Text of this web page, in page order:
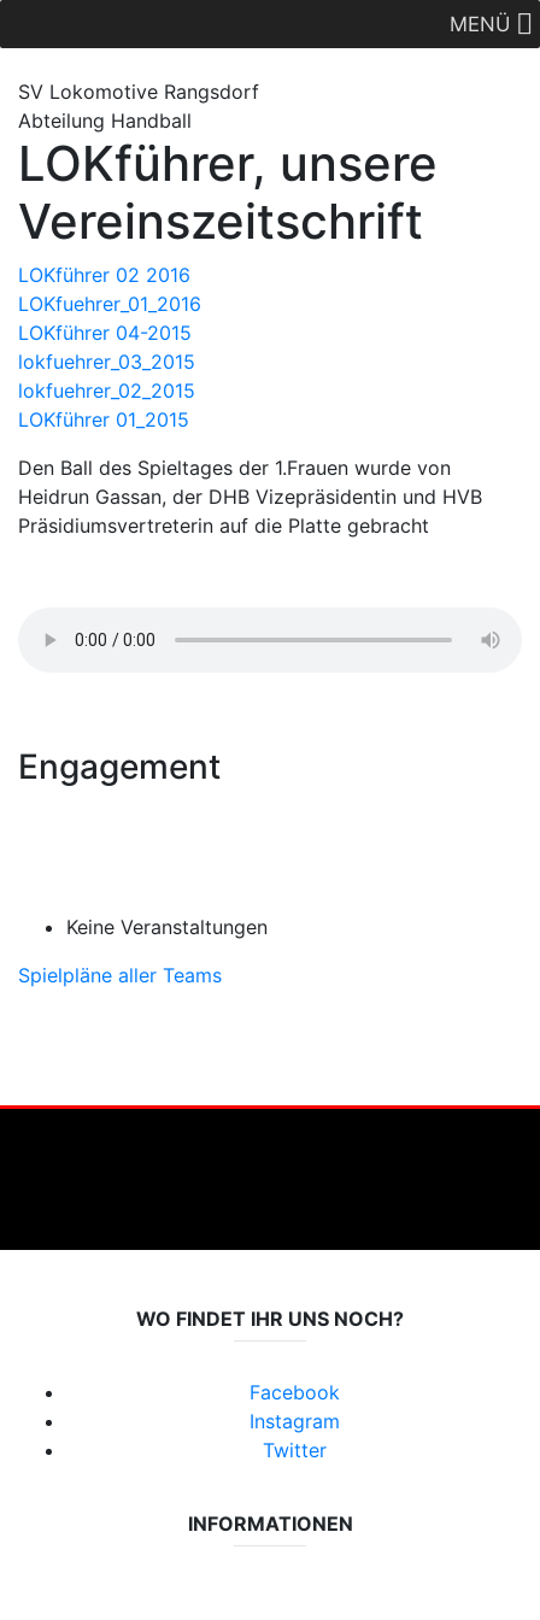
MENÜ
SV Lokomotive Rangsdorf
Abteilung Handball
LOKführer, unsere
Vereinszeitschrift
LOKführer 02 2016
LOKfuehrer_01_2016
LOKführer 04-2015
lokfuehrer_03_2015
lokfuehrer_02_2015
LOKführer 01_2015
Den Ball des Spieltages der 1.Frauen wurde von
Heidrun Gassan, der DHB Vizepräsidentin und HVB
Präsidiumsvertreterin auf die Platte gebracht
Engagement
Keine Veranstaltungen
Spielpläne aller Teams
WO FINDET IHR UNS NOCH?
Facebook
Instagram
Twitter
INFORMATIONEN